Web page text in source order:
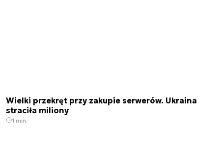
Wielki przekręt przy zakupie serwerów. Ukraina
straciła miliony
1 min.